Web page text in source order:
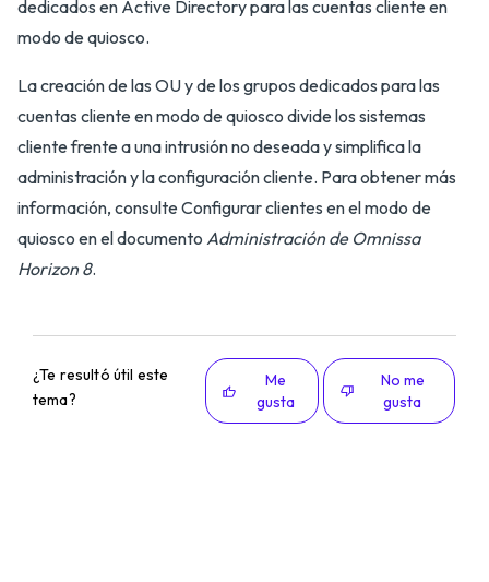
dedicados en Active Directory para las cuentas cliente en
modo de quiosco.
La creación de las OU y de los grupos dedicados para las
cuentas cliente en modo de quiosco divide los sistemas
cliente frente a una intrusión no deseada y simplifica la
administración y la configuración cliente. Para obtener más
información, consulte Configurar clientes en el modo de
quiosco en el documento Administración de Omnissa
Horizon 8.
¿Te resultó útil este
tema?
Me
gusta
No me
gusta